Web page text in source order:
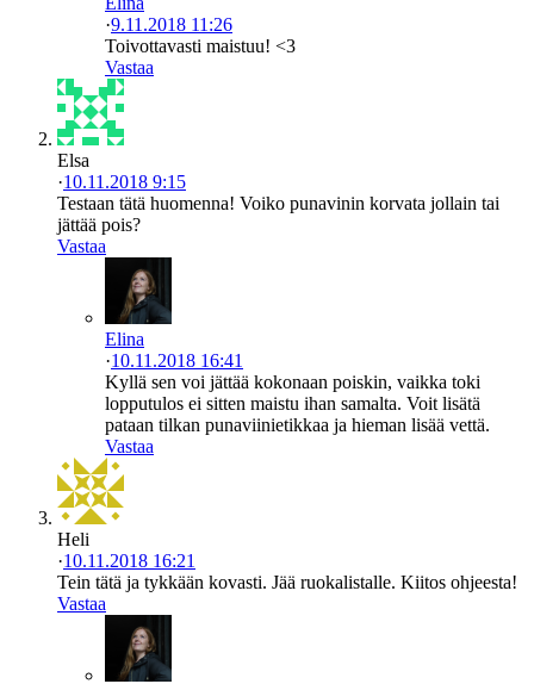
·9.11.2018 11:26
Toivottavasti maistuu! <3
Vastaa
Elsa
·10.11.2018 9:15
Testaan tätä huomenna! Voiko punavinin korvata jollain tai
jättää pois?
Vastaa
Elina
·10.11.2018 16:41
Kyllä sen voi jättää kokonaan poiskin, vaikka toki
lopputulos ei sitten maistu ihan samalta. Voit lisätä
pataan tilkan punaviinietikkaa ja hieman lisää vettä.
Vastaa
Heli
·10.11.2018 16:21
Tein tätä ja tykkään kovasti. Jää ruokalistalle. Kiitos ohjeesta!
Vastaa